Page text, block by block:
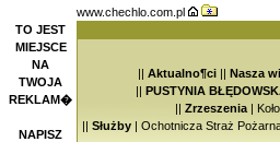
TO JEST
MIEJSCE
NA
TWOJA
REKLAM�
NAPISZ
www.chechlo.com.pl
|| Aktualno¶ci || Nasza
|| PUSTYNIA
|| Zrzeszenia |
|| Służby | Ochotnicza Straż